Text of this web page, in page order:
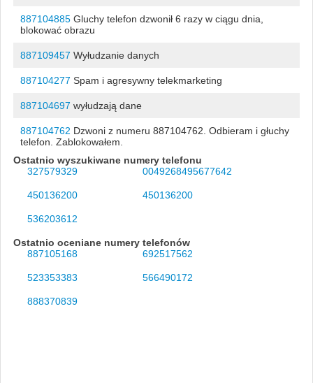
887104885Gluchy telefon dzwonił 6 razy w ciągu dnia,
blokować obrazu
887109457 Wyłudzanie danych
887104277 Spam i agresywny telekmarketing
887104697 wyłudzają dane
887104762 Dzwoni z numeru 887104762. Odbieram i głuchy
telefon. Zablokowałem.
Ostatnio wyszukiwane numery telefonu
327579329
0049268495677642
450136200 450136200
536203612
Ostatnio oceniane numery telefonów
887105168
692517562
523353383 566490172
888370839